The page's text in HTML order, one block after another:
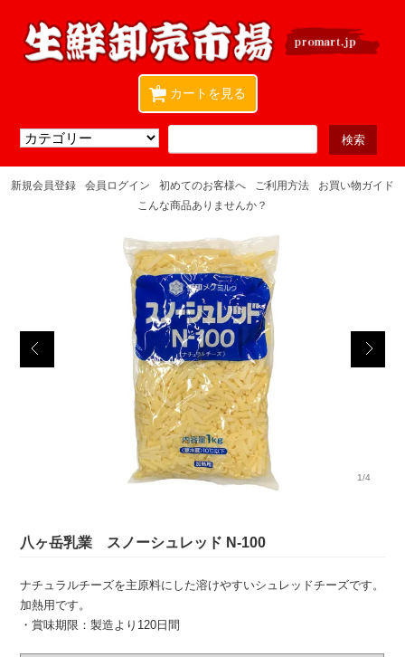
カートを見る
0
新規会員登録 会員ログイン 初めてのお客様へ ご利用方法
お買い物ガイド
こんな商品ありませんか？
1/4
八ヶ岳乳業 スノーシュレッド N-100
ナチュラルチーズを主原料にした溶けやすいシュレッドチーズです。
加熱用です。
・賞味期限：製造より120日間